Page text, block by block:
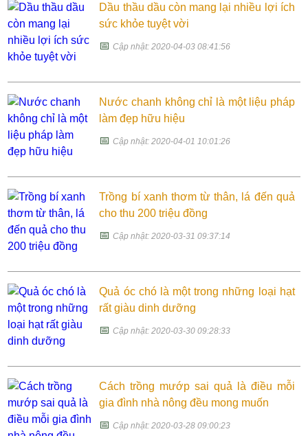
Dầu thầu dầu còn mang lại nhiều lợi ích
sức khỏe tuyệt vời
📅Cập nhật: 2020-04-03 08:41:56
Nước chanh không chỉ là một liệu pháp
làm đẹp hữu hiệu
📅Cập nhật: 2020-04-01 10:01:26
Trồng bí xanh thơm từ thân, lá đến quả
cho thu 200 triệu đồng
📅Cập nhật: 2020-03-31 09:37:14
Quả óc chó là một trong những loại hạt
rất giàu dinh dưỡng
📅Cập nhật: 2020-03-30 09:28:33
Cách trồng mướp sai quả là điều mỗi
gia đình nhà nông đều mong muốn
📅Cập nhật: 2020-03-28 09:00:23